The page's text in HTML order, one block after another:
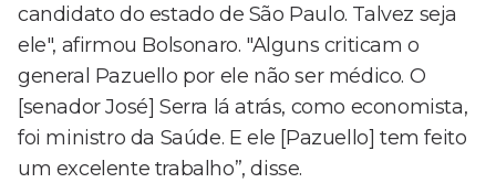
candidato do estado de São Paulo. Talvez seja
ele", afirmou Bolsonaro. "Alguns criticam o
general Pazuello por ele não ser médico. O
[senador José] Serra lá atrás, como economista,
foi ministro da Saúde. E ele [Pazuello] tem feito
um excelente trabalho”, disse.